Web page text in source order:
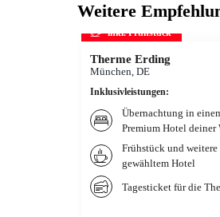
Weitere
inkl. Frühstück
Therme Erding
München, DE
Inklusivleistungen:
Übernachtung in
Premium Hotel deiner
Frühstück und weitere
gewähltem Hotel
Tagesticket für die